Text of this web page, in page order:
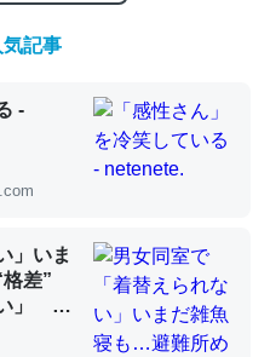
の伏線」は回収されないけ
量。進化すればするほど分
記事
-
」いま
格差”
」 令
オン